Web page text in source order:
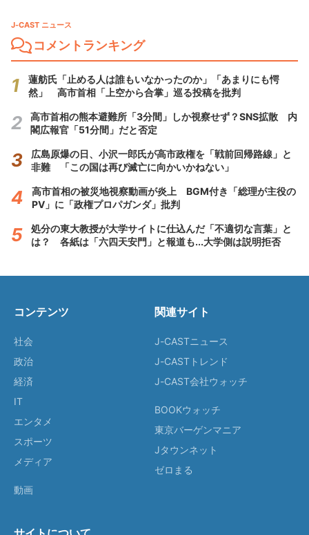
J-CAST ニュース
コメントランキング
蓮舫氏「止める人は誰もいなかったのか」「あまりにも愕
然」 高市首相「上空から合掌」巡る投稿を批判
高市首相の熊本避難所「3分間」しか視察せず？SNS拡散 内
閣広報官「51分間」だと否定
広島原爆の日、小沢一郎氏が高市政権を「戦前回帰路線」と
非難 「この国は再び滅亡に向かいかねない」
高市首相の被災地視察動画が炎上 BGM付き「総理が主役の
PV」に「政権プロパガンダ」批判
処分の東大教授が大学サイトに仕込んだ「不適切な言葉」と
は？ 各紙は「六四天安門」と報道も...大学側は説明拒否
コンテンツ
社会
政治
経済
IT
エンタメ
スポーツ
メディア
動画
関連サイト
J-CASTニュース
J-CASTトレンド
J-CAST会社ウォッチ
BOOKウォッチ
東京バーゲンマニア
Jタウンネット
ゼロまる